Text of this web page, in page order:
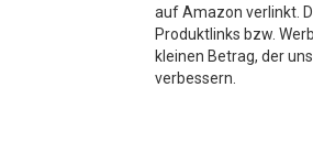
auf Amazon verlinkt.
Produktlinks bzw.
kleinen Betrag, der
verbessern.